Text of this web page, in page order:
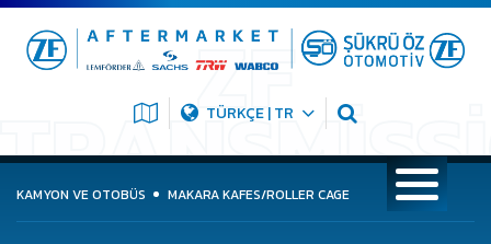
TÜRKÇE | TR
KAMYON VE OTOBÜS MAKARA KAFES/ROLLER CAGE